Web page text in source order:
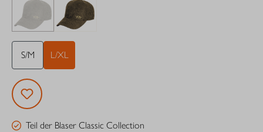
S/M L/XL
Teil der Blaser Classic Collection